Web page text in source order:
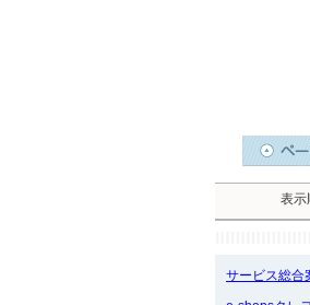
表示
サービス総合